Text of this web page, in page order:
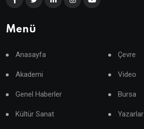
Menü
Anasayfa Çevre
Akademi Video
Genel Haberler Bursa
Kültür Sanat Yazarlar